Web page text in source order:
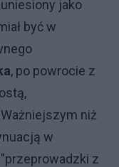
uniesiony jako
być w
, po powrocie z
niż
w
z